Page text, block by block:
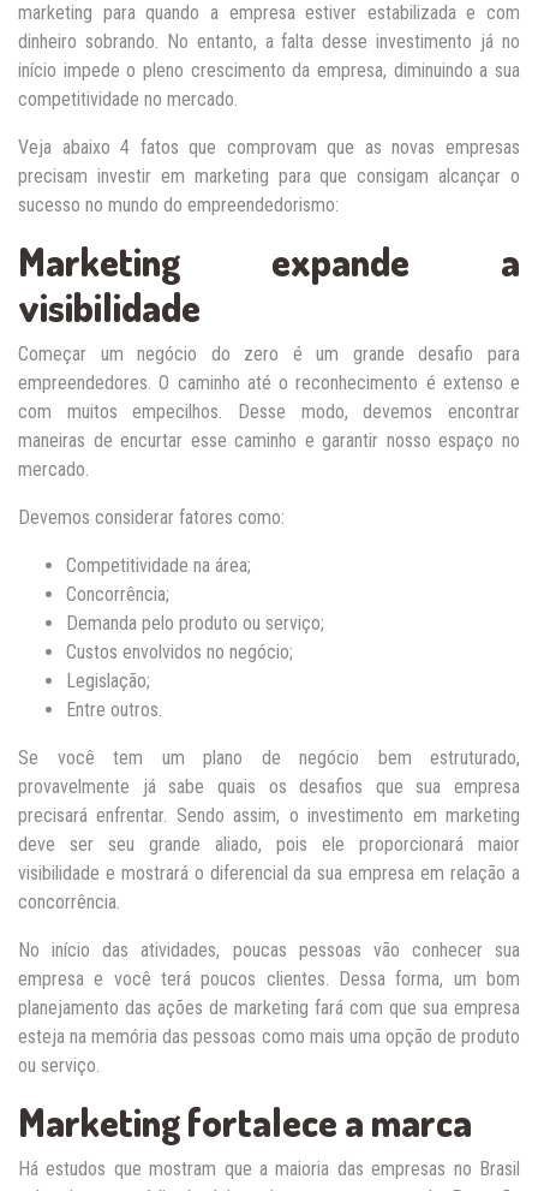
marketing para quando a empresa estiver estabilizada e com
dinheiro sobrando. No entanto, a falta desse investimento já no
início impede o pleno crescimento da empresa, diminuindo a sua
competitividade no mercado.
Veja abaixo 4 fatos que comprovam que as novas empresas
precisam investir em marketing para que consigam alcançar o
sucesso no mundo do empreendedorismo:
Marketing expande a
visibilidade
Começar um negócio do zero é um grande desafio para
empreendedores. O caminho até o reconhecimento é extenso e
com muitos empecilhos. Desse modo, devemos encontrar
maneiras de encurtar esse caminho e garantir nosso espaço no
mercado.
Devemos considerar fatores como:
Competitividade na área;
Concorrência;
Demanda pelo produto ou serviço;
Custos envolvidos no negócio;
Legislação;
Entre outros.
Se você tem um plano de negócio bem estruturado,
provavelmente já sabe quais os desafios que sua empresa
precisará enfrentar. Sendo assim, o investimento em marketing
deve ser seu grande aliado, pois ele proporcionará maior
visibilidade e mostrará o diferencial da sua empresa em relação a
concorrência.
No início das atividades, poucas pessoas vão conhecer sua
empresa e você terá poucos clientes. Dessa forma, um bom
planejamento das ações de marketing fará com que sua empresa
esteja na memória das pessoas como mais uma opção de produto
ou serviço.
Marketing fortalece a marca
Há estudos que mostram que a maioria das empresas no Brasil